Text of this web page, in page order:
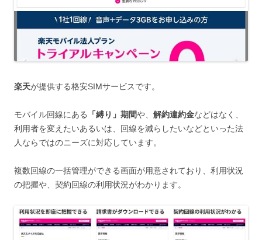
楽天が提供する格安SIMサービスです。
モバイル回線にある 「縛り」期間や、 解約違約金などはなく、
利用者を変えたいあるいは、回線を減らしたいなどといった法
人ならではのニーズに対応しています。
複数回線の一括管理ができる画面が用意されており、利用状況
の把握や、契約回線の利用状況がわかります。